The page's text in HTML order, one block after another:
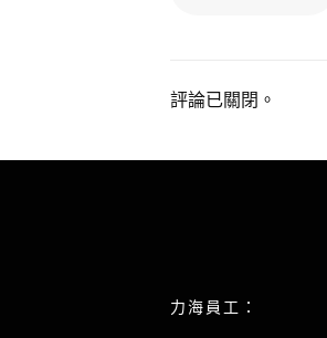
評論已關閉。
力海員工：